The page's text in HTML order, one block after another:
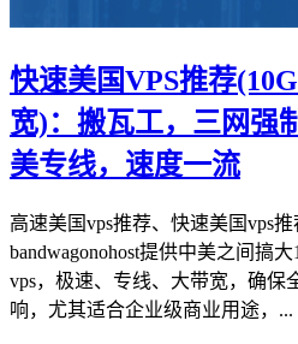
快速美国VPS推荐
宽)：搬瓦工，三网强
美专线，速度一流
高速美国vps推荐、快速美国vps
bandwagonohost提供中美之间搞
vps，极速、专线、大带宽，确保
响，尤其适合企业级商业用途，...